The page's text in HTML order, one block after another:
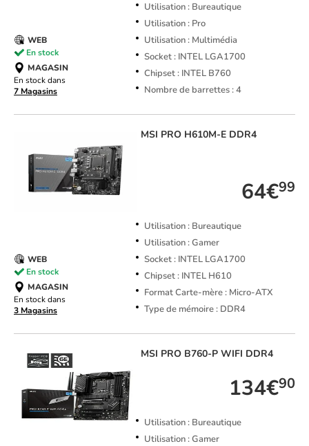
Utilisation : Bureautique
Utilisation : Pro
Utilisation : Multimédia
Socket : INTEL LGA1700
Chipset : INTEL B760
Nombre de barrettes : 4
WEB
En stock
MAGASIN
En stock dans
7 Magasins
MSI PRO H610M-E DDR4
64€99
Utilisation : Bureautique
Utilisation : Gamer
Socket : INTEL LGA1700
Chipset : INTEL H610
Format Carte-mère : Micro-ATX
Type de mémoire : DDR4
WEB
En stock
MAGASIN
En stock dans
3 Magasins
MSI PRO B760-P WIFI DDR4
134€90
Utilisation : Bureautique
Utilisation : Gamer